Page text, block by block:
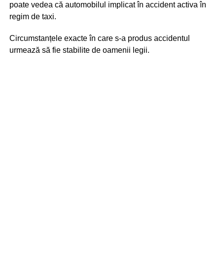
poate vedea că automobilul implicat în accident activa în
regim de taxi.
Circumstanțele exacte în care s-a produs accidentul
urmează să fie stabilite de oamenii legii.